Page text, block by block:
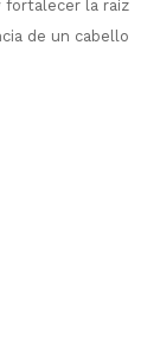
fortalecer la raíz
de un cabello